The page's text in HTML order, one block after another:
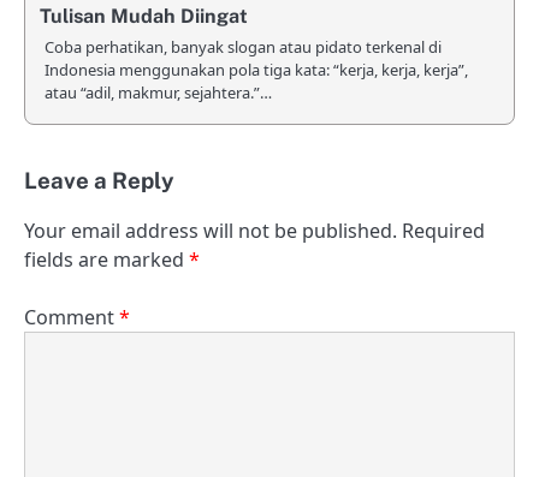
Tulisan Mudah Diingat
Coba perhatikan, banyak slogan atau pidato terkenal di
Indonesia menggunakan pola tiga kata: “kerja, kerja, kerja”,
atau “adil, makmur, sejahtera.”…
Leave a Reply
Your email address will not be published. Required
fields are marked *
Comment*